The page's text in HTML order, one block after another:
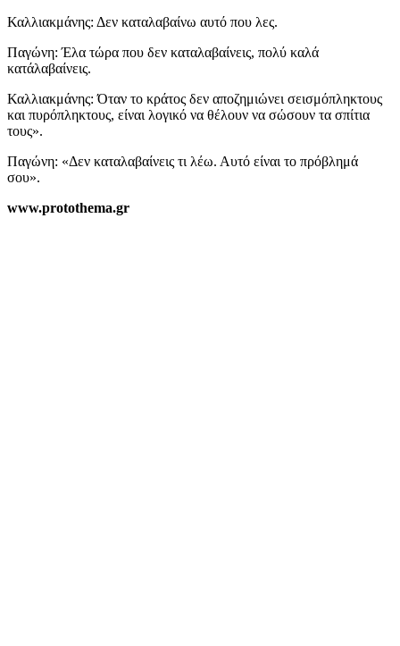
Καλλιακμάνης: Δεν καταλαβαίνω αυτό που λες.
Παγώνη: Έλα τώρα που δεν καταλαβαίνεις, πολύ καλά
κατάλαβαίνεις.
Καλλιακμάνης: Όταν το κράτος δεν αποζημιώνει σεισμόπληκτους
και πυρόπληκτους, είναι λογικό να θέλουν να σώσουν τα σπίτια
τους».
Παγώνη: «Δεν καταλαβαίνεις τι λέω. Αυτό είναι το πρόβλημά
σου».
www.protothema.gr